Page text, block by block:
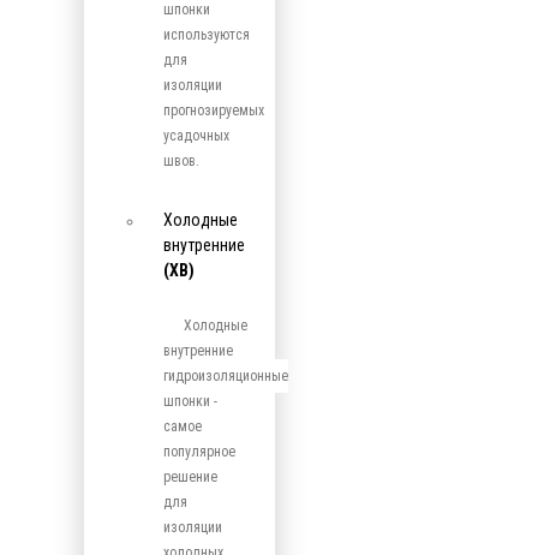
шпонки
используются
для
изоляции
прогнозируемых
усадочных
швов.
Холодные
внутренние
(ХВ)
Холодные
внутренние
гидроизоляционные
шпонки -
самое
популярное
решение
для
изоляции